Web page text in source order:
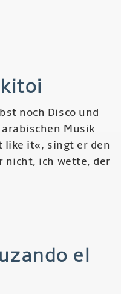
noch Disco und
Musik
like it«, singt er den
nicht, ich wette, der
el